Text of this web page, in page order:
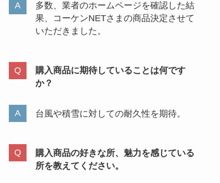
多数、業者のホームページを確認した結
果、コーケンNETさまの商品決定させて
いただきました。
購入商品に期待していることは何です
か？
台風や積雪に対しての耐久性を期待。
購入商品の好きな所、魅力を感じている
所を教えてください。